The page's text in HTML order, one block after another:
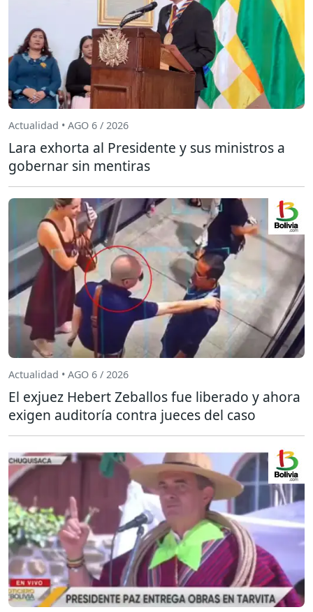
Actualidad • AGO 6 / 2026
Lara exhorta al Presidente y sus ministros a
gobernar sin mentiras
Actualidad • AGO 6 / 2026
El exjuez Hebert Zeballos fue liberado y ahora
exigen auditoría contra jueces del caso